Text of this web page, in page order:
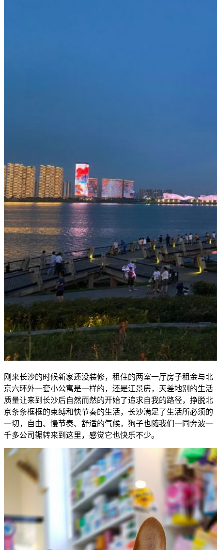
刚来长沙的时候新家还没装修，租住的两室一厅房子租金与北
京六环外一套小公寓是一样的，还是江景房，天差地别的生活
质量让来到长沙后自然而然的开始了追求自我的路径，挣脱北
京条条框框的束缚和快节奏的生活，长沙满足了生活所必须的
一切，自由、慢节奏、舒适的气候，狗子也随我们一同奔波一
千多公司辗转来到这里，感觉它也快乐不少。